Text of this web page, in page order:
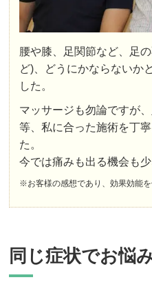
腰や膝、足関節など、足
ど)、どうにかならないか
した。
マッサージも勿論ですが
等、私に合った施術を丁
た。
今では痛みも出る機会も
※お客様の感想であり、効果効能を
同じ症状でお悩